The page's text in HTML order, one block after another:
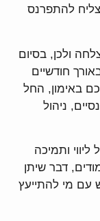
להתפרנס
ולכן, בסיום
חודשיים
באימון, החל
ניהול
ותמיכה
דבר שיתן
עם מי להתייעץ